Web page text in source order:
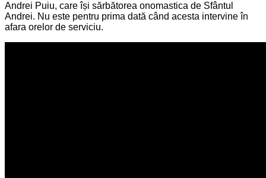
Andrei Puiu, care își sărbătorea onomastica de Sfântul
Andrei. Nu este pentru prima dată când acesta intervine în
afara orelor de serviciu.